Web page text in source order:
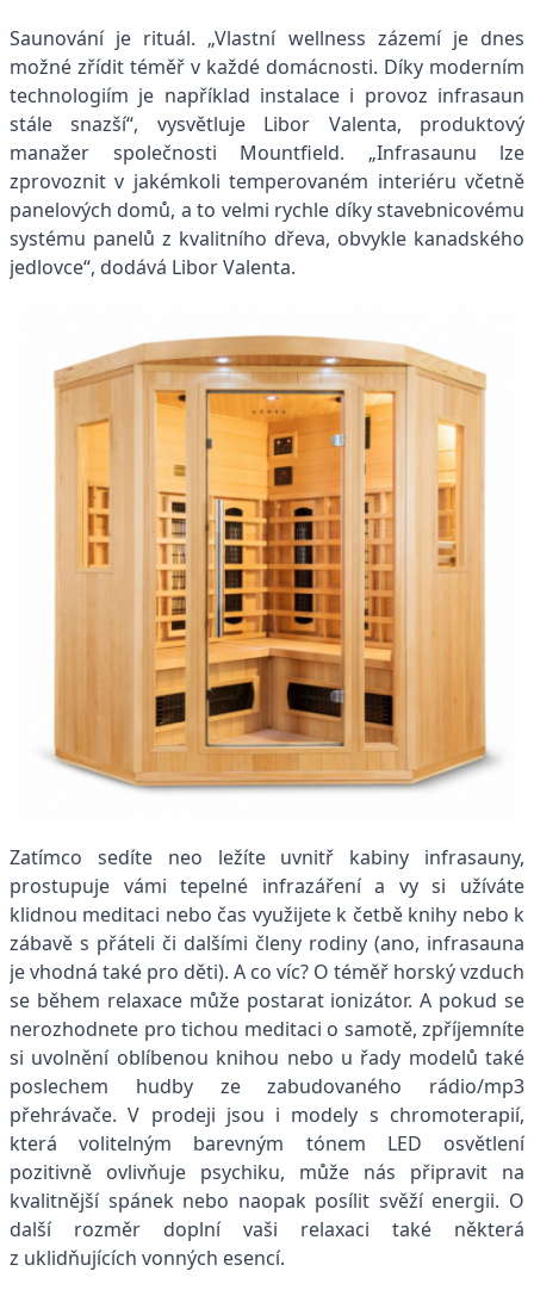
Saunování je rituál. „Vlastní wellness zázemí je dnes
možné zřídit téměř v každé domácnosti. Díky moderním
technologiím je například instalace i provoz infrasaun
stále snazší“, vysvětluje Libor Valenta, produktový
manažer společnosti Mountfield. „Infrasaunu lze
zprovoznit v jakémkoli temperovaném interiéru včetně
panelových domů, a to velmi rychle díky stavebnicovému
systému panelů z kvalitního dřeva, obvykle kanadského
jedlovce“, dodává Libor Valenta.
Zatímco sedíte neo ležíte uvnitř kabiny infrasauny,
prostupuje vámi tepelné infrazáření a vy si užíváte
klidnou meditaci nebo čas využijete k četbě knihy nebo k
zábavě s přáteli či dalšími členy rodiny (ano, infrasauna
je vhodná také pro děti). A co víc? O téměř horský vzduch
se během relaxace může postarat ionizátor. A pokud se
nerozhodnete pro tichou meditaci o samotě, zpříjemníte
si uvolnění oblíbenou knihou nebo u řady modelů také
poslechem hudby ze zabudovaného rádio/mp3
přehrávače. V prodeji jsou i modely s chromoterapií,
která volitelným barevným tónem LED osvětlení
pozitivně ovlivňuje psychiku, může nás připravit na
kvalitnější spánek nebo naopak posílit svěží energii. O
další rozměr doplní vaši relaxaci také některá
z uklidňujících vonných esencí.